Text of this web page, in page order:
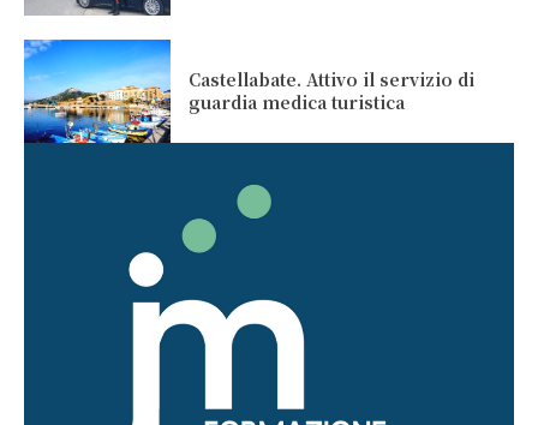
Castellabate. Attivo il servizio di
guardia medica turistica